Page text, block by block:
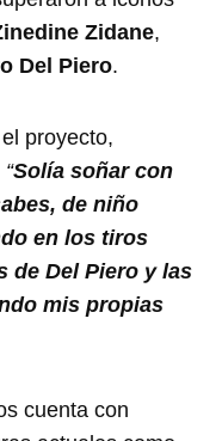
Zidane,
Del Piero.
proyecto,
“Solía soñar con
de niño
en los tiros
de Del Piero y las
mis propias
cuenta con